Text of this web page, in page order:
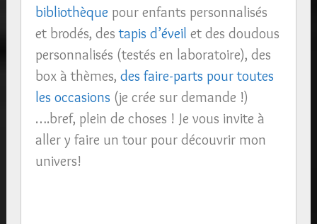
bibliothèque pour enfants personnalisés
et brodés, destapis d’éveil et des doudous
personnalisés (testés en laboratoire), des
box à thèmes, des faire-parts pour toutes
les occasions (je crée sur demande !)
….bref, plein de choses ! Je vous invite à
aller y faire un tour pour découvrir mon
univers!